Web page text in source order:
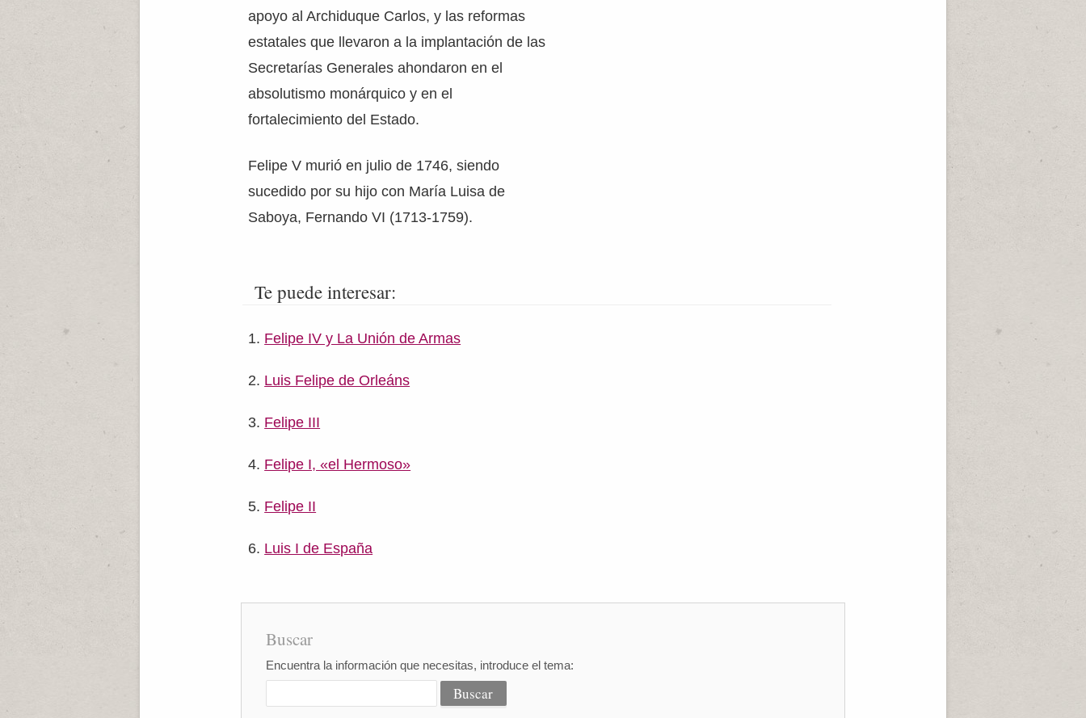
apoyo al Archiduque Carlos, y las reformas
estatales que llevaron a la implantación de las
Secretarías Generales ahondaron en el
absolutismo monárquico y en el
fortalecimiento del Estado.
Felipe V murió en julio de 1746, siendo
sucedido por su hijo con María Luisa de
Saboya, Fernando VI (1713-1759).
Te puede interesar:
Felipe IV y La Unión de Armas
Luis Felipe de Orleáns
Felipe III
Felipe I, «el Hermoso»
Felipe II
Luis I de España
Buscar
Encuentra la información que necesitas, introduce el tema: